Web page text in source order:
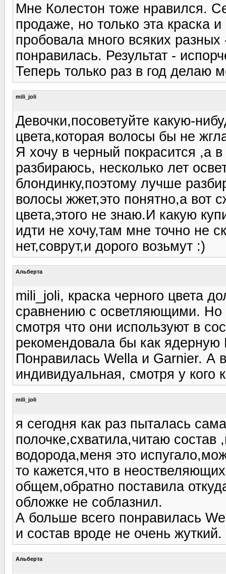
Мне Колестон тоже нравился.
продаже, но только эта краска
пробовала много всяких
понравилась. Результат -
Теперь только раз в год делаю
mili_joli
Девочки,посоветуйте какую-
цвета,которая волосы бы не
Я хочу в черный покрасится ,а
разбираюсь, несколько лет
блондинку,поэтому лучше
волосы жжет,это понятно,а вот
цвета,этого не знаю.И какую
идти не хочу,там мне точно не
нет,соврут,и дорого возьмут :)
Альберта
mili_joli, краска черного цвета
сравнению с осветляющими. Но
смотря что они используют в
рекомендовала бы как
Понравилась Wella и Garnier. А
индивидуальная, смотря у кого
mili_joli
я сегодня как раз пыталась
полочке,схватила,читаю
водорода,меня это
то кажется,что в
общем,обратно поставила
обложке не соблазнил.
А больше всего понравилась
и состав вроде не очень жуткий.
Альберта